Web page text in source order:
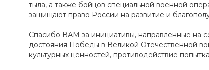
тыла, а также бойцов специальной военной
защищают право России на развитие и
Спасибо ВАМ за инициативы, направленные на
достояния Победы в Великой Отечественной
культурных ценностей, противодействие